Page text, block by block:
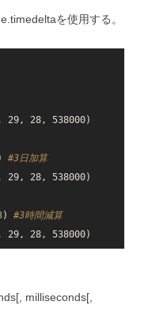
を使用する。
29, 28, 538000)
#3日加算
29, 28, 538000)
) #3時間減算
milliseconds[,